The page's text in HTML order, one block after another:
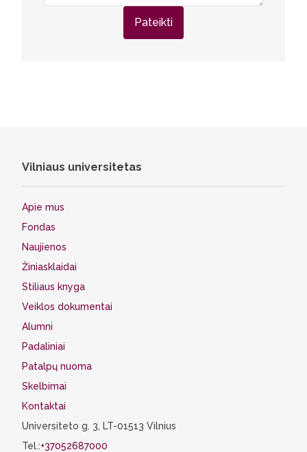
Pateikti
Vilniaus universitetas
Apie mus
Fondas
Naujienos
Žiniasklaidai
Stiliaus knyga
Veiklos dokumentai
Alumni
Padaliniai
Patalpų nuoma
Skelbimai
Kontaktai
Universiteto g. 3, LT-01513 Vilnius
Tel.:+37052687000